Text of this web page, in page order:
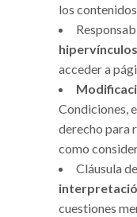
los
hipervínculos
acceder a
Condiciones,
derecho para
como
Cláusula
cuestiones